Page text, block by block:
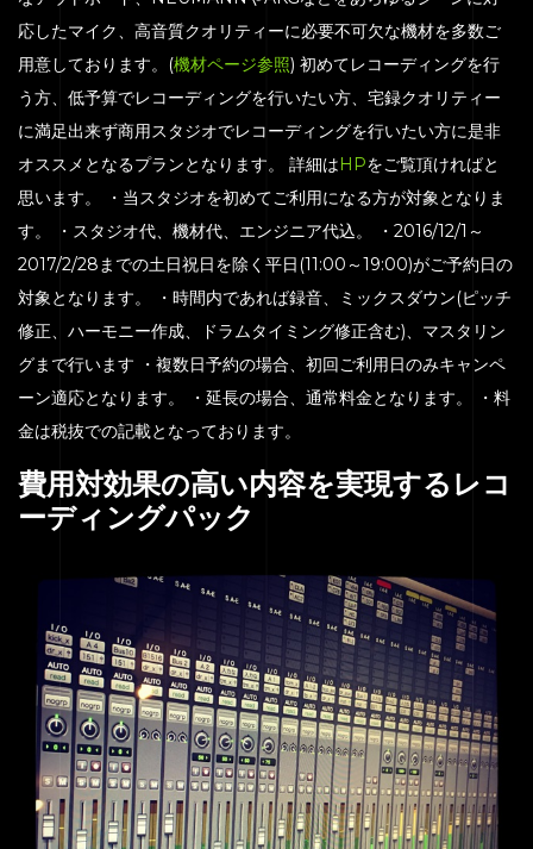
応したマイク、高音質クオリティーに必要不可欠な機材を多数ご
用意しております。(機材ページ参照) 初めてレコーディングを行
う方、低予算でレコーディングを行いたい方、宅録クオリティー
に満足出来ず商用スタジオでレコーディングを行いたい方に是非
オススメとなるプランとなります。 詳細は HPをご覧頂ければと
思います。 ・当スタジオを初めてご利用になる方が対象となりま
す。 ・スタジオ代、機材代、エンジニア代込。 ・2016/12/1～
2017/2/28までの土日祝日を除く平日(11:00～19:00)がご予約日の
対象となります。 ・時間内であれば録音、ミックスダウン(ピッチ
修正、ハーモニー作成、ドラムタイミング修正含む)、マスタリン
グまで行います ・複数日予約の場合、初回ご利用日のみキャンペ
ーン適応となります。 ・延長の場合、通常料金となります。 ・料
金は税抜での記載となっております。
費用対効果の高い内容を実現するレコ
ーディングパック